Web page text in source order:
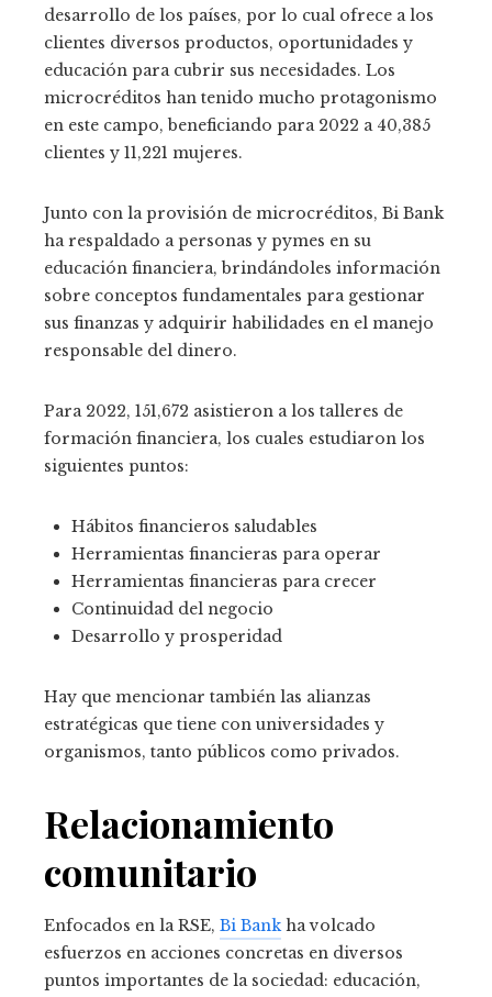
desarrollo de los países, por lo cual ofrece a los
clientes diversos productos, oportunidades y
educación para cubrir sus necesidades. Los
microcréditos han tenido mucho protagonismo
en este campo, beneficiando para 2022 a 40,385
clientes y 11,221 mujeres.
Junto con la provisión de microcréditos, Bi Bank
ha respaldado a personas y pymes en su
educación financiera, brindándoles información
sobre conceptos fundamentales para gestionar
sus finanzas y adquirir habilidades en el manejo
responsable del dinero.
Para 2022, 151,672 asistieron a los talleres de
formación financiera, los cuales estudiaron los
siguientes puntos:
Hábitos financieros saludables
Herramientas financieras para operar
Herramientas financieras para crecer
Continuidad del negocio
Desarrollo y prosperidad
Hay que mencionar también las alianzas
estratégicas que tiene con universidades y
organismos, tanto públicos como privados.
Relacionamiento
comunitario
Enfocados en la RSE, Bi Bankha volcado
esfuerzos en acciones concretas en diversos
puntos importantes de la sociedad: educación,